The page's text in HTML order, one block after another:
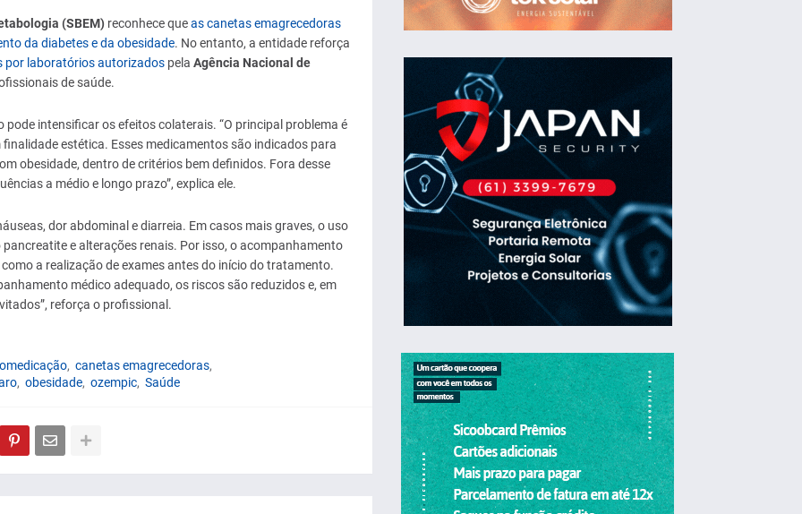
(SBEM)reconhece queas canetas emagrecedoras
da diabetes e da obesidade. No entanto, a entidade reforça
por laboratórios autorizadospela Agência Nacional de
de saúde.
intensificar os efeitos colaterais. “O principal problema é
estética. Esses medicamentos são indicados para
obesidade, dentro de critérios bem definidos. Fora desse
a médio e longo prazo”, explica ele.
dor abdominal e diarreia. Em casos mais graves, o uso
e alterações renais. Por isso, o acompanhamento
a realização de exames antes do início do tratamento.
médico adequado, os riscos são reduzidos e, em
reforça o profissional.
canetas emagrecedoras
obesidade ozempic Saúde